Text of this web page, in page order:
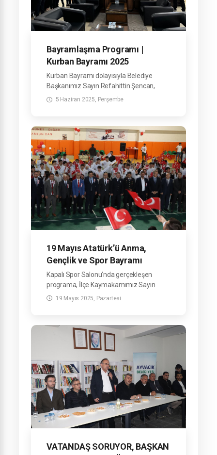
Bayramlaşma Programı |
Kurban Bayramı 2025
Kurban Bayramı dolayısıyla Belediye
Başkanımız Sayın Refahittin Şencan,
Belediyemiz Hizmet Binası'nda görev
5 Haziran 2025, Perşembe
19 Mayıs Atatürk’ü Anma,
Gençlik ve Spor Bayramı
ilçemizde coşkuyla kutlandı
Kapalı Spor Salonu’nda gerçekleşen
programa, İlçe Kaymakamımız Sayın
Mehmet Emre Yıldız, Belediye Başkanımız
19 Mayıs 2025, Pazartesi
VATANDAŞ SORUYOR, BAŞKAN